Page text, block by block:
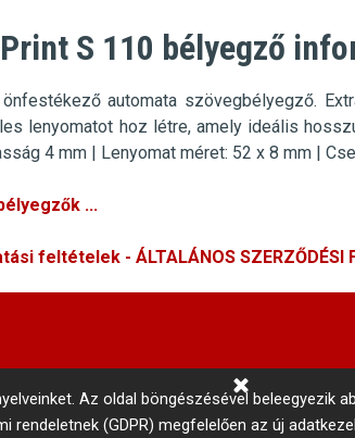
S 110 bélyegző
önfestékező automata szövegbélyegző.
lenyomatot hoz létre, amely ideális
4 mm | Lenyomat méret: 52 x 8 mm |
...
feltételek - ÁLTALÁNOS SZERZŐDÉSI
Az oldal böngészésével beleegyezik
rendeletnek (GDPR) megfelelően az új